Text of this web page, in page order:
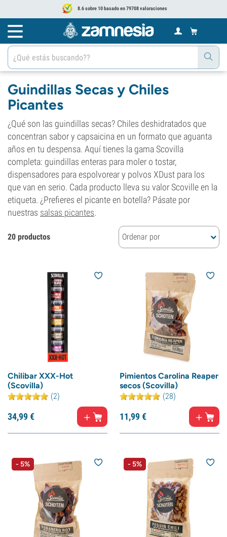
8.6 sobre 10 basado en 79708 valoraciones
Guindillas Secas y Chiles
Picantes
¿Qué son las guindillas secas? Chiles deshidratados que
concentran sabor y capsaicina en un formato que aguanta
años en tu despensa. Aquí tienes la gama Scovilla
completa: guindillas enteras para moler o tostar,
dispensadores para espolvorear y polvos XDust para los
que van en serio. Cada producto lleva su valor Scoville en la
etiqueta. ¿Prefieres el picante en botella? Pásate por
nuestras salsas picantes.
20 productos Ordenar por
Chilibar XXX-Hot
(Scovilla)
(2)
34,99€
Pimientos Carolina Reaper
secos (Scovilla)
(28)
11,99€
- 5% - 5%